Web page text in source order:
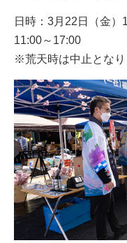
日時：3月22日（金）
11:00～17:00
※荒天時は中止となり